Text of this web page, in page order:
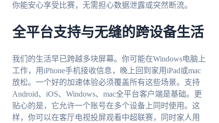
你能安心享受比赛，无需担心数据泄露或突然断流。
全平台支持与无缝的跨设备生活
我们的生活早已跨越多块屏幕。你可能在Windows电脑上
工作，用iPhone手机接收信息，晚上回到家用iPad或mac
放松。一个好的加速体验必须覆盖所有这些场景。支持
Android、iOS、Windows、mac全平台客户端是基础。更
贴心的是，它允许一个账号在多个设备上同时使用。这
样，你可以在客厅电视投屏观看中超联赛，同时家人用